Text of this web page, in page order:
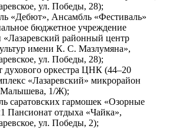
ул. Победы, 28);
«Дебют», Ансамбль «Фестиваль»
бюджетное учреждение
«Лазаревский районный центр
имени К. С. Мазлумяна»,
ул. Победы, 28);
оркестра ЦНК (44–20
«Лазаревский» микрорайон
Малышева, 1/Ж);
саратовских гармошек «Озорные
Пансионат отдыха «Чайка»,
ул. Победы, 2);